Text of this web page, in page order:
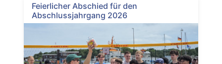
Feierlicher Abschied für den
Abschlussjahrgang 2026